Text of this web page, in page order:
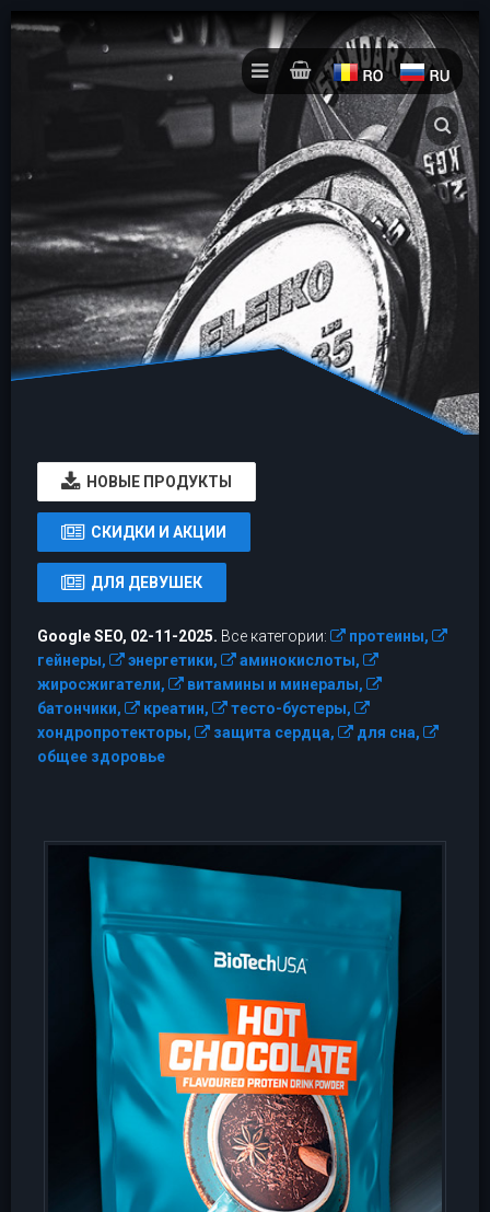
НОВЫЕ ПРОДУКТЫ
СКИДКИ И АКЦИИ
ДЛЯ ДЕВУШЕК
Google SEO, 02-11-2025. Все категории:
протеины,
гейнеры,
энергетики,
аминокислоты,
жиросжигатели,
витамины и минералы,
батончики,
креатин,
тесто-бустеры,
хондропротекторы,
защита сердца,
для сна,
общее здоровье